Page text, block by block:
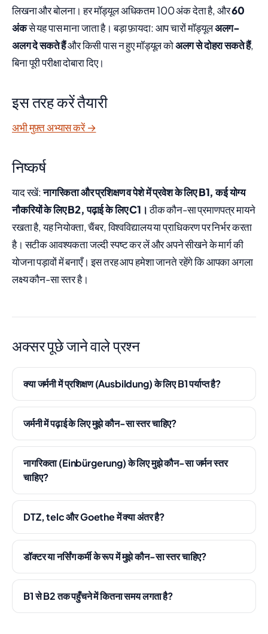
लिखना और बोलना। हर मॉड्यूल अधिकतम 100 अंक देता है, और60
अंकसे यह पास माना जाता है। बड़ा फ़ायदा: आप चारों मॉड्यूलअलग-
अलग दे सकते हैंऔर किसी पास न हुए मॉड्यूल कोअलग से दोहरा सकते हैं,
बिना पूरी परीक्षा दोबारा दिए।
इस तरह करें तैयारी
अभी मुफ़्त अभ्यास करें →
निष्कर्ष
याद रखें:नागरिकता और प्रशिक्षण व पेशे में प्रवेश के लिए B1, कई योग्य
नौकरियों के लिए B2, पढ़ाई के लिए C1।ठीक कौन-सा प्रमाणपत्र मायने
रखता है, यह नियोक्ता, चैंबर, विश्वविद्यालय या प्राधिकरण पर निर्भर करता
है। सटीक आवश्यकता जल्दी स्पष्ट कर लें और अपने सीखने के मार्ग की
योजना पड़ावों में बनाएँ। इस तरह आप हमेशा जानते रहेंगे कि आपका अगला
लक्ष्य कौन-सा स्तर है।
अक्सर पूछे जाने वाले प्रश्न
क्या जर्मनी में प्रशिक्षण (Ausbildung) के लिए B1 पर्याप्त है?
जर्मनी में पढ़ाई के लिए मुझे कौन-सा स्तर चाहिए?
नागरिकता (Einbürgerung) के लिए मुझे कौन-सा जर्मन स्तर
चाहिए?
DTZ, telc और Goethe में क्या अंतर है?
डॉक्टर या नर्सिंग कर्मी के रूप में मुझे कौन-सा स्तर चाहिए?
B1 से B2 तक पहुँचने में कितना समय लगता है?